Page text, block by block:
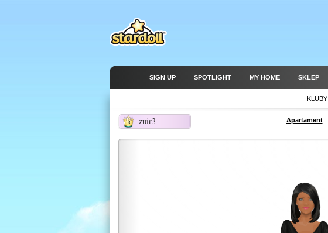
SIGN UP SPOTLIGHT MY HOME SKLEP
KLUBY
zuir3
3 Apartament